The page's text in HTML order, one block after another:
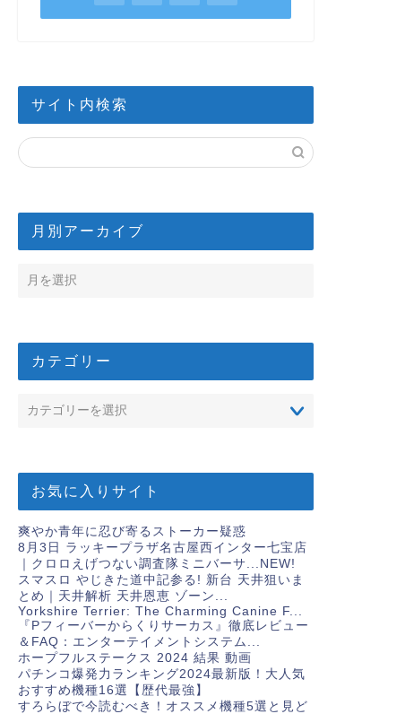
サイト内検索
月別アーカイブ
カテゴリー
お気に入りサイト
爽やか青年に忍び寄るストーカー疑惑
8月3日 ラッキープラザ名古屋西インター七宝店
｜クロロえげつない調査隊ミニバーサ...
NEW!
スマスロ やじきた道中記参る! 新台 天井狙いま
とめ｜天井解析 天井恩恵 ゾーン...
Yorkshire Terrier: The Charming Canine F...
『Pフィーバーからくりサーカス』徹底レビュー
＆FAQ：エンターテイメントシステム...
ホープフルステークス 2024 結果 動画
パチンコ爆発力ランキング2024最新版！大人気
おすすめ機種16選【歴代最強】
すろらぼで今読むべき！オススメ機種5選と見ど